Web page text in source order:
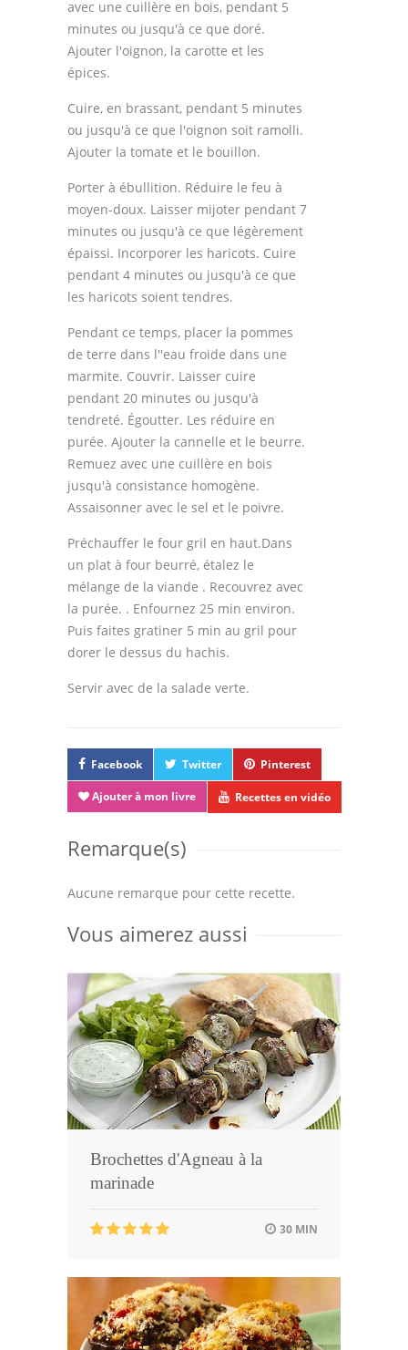
avec une cuillère en bois, pendant 5
minutes ou jusqu'à ce que doré.
Ajouter l'oignon, la carotte et les
épices.
Cuire, en brassant, pendant 5 minutes
ou jusqu'à ce que l'oignon soit ramolli.
Ajouter la tomate et le bouillon.
Porter à ébullition. Réduire le feu à
moyen-doux. Laisser mijoter pendant 7
minutes ou jusqu'à ce que légèrement
épaissi. Incorporer les haricots. Cuire
pendant 4 minutes ou jusqu'à ce que
les haricots soient tendres.
Pendant ce temps, placer la pommes
de terre dans l''eau froide dans une
marmite. Couvrir. Laisser cuire
pendant 20 minutes ou jusqu'à
tendreté. Égoutter. Les réduire en
purée. Ajouter la cannelle et le beurre.
Remuez avec une cuillère en bois
jusqu'à consistance homogène.
Assaisonner avec le sel et le poivre.
Préchauffer le four gril en haut.Dans
un plat à four beurré, étalez le
mélange de la viande . Recouvrez avec
la purée. . Enfournez 25 min environ.
Puis faites gratiner 5 min au gril pour
dorer le dessus du hachis.
Servir avec de la salade verte.
Facebook Twitter Pinterest
Ajouter à mon livre Recettes en vidéo
Remarque(s)
Aucune remarque pour cette recette.
Vous aimerez aussi
Brochettes d'Agneau à la
marinade
30 MIN